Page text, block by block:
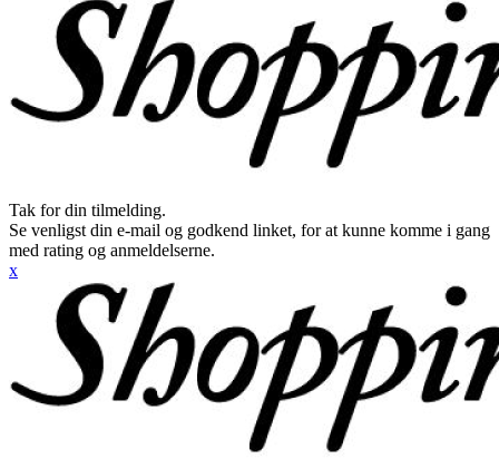
Tak for din tilmelding.
Se venligst din e-mail og godkend linket, for at kunne komme i gang
med rating og anmeldelserne.
x